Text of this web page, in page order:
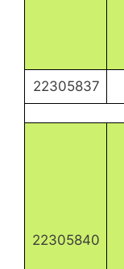
22305837
22305840